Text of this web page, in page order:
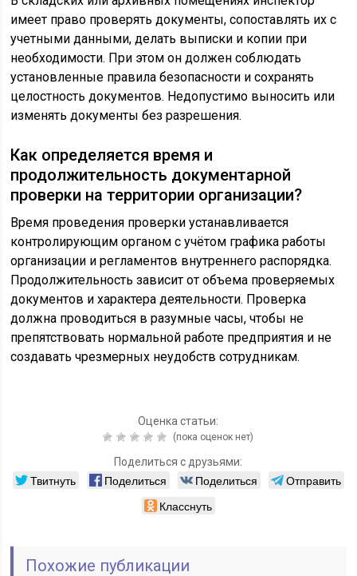
имеет право проверять документы, сопоставлять их с
учетными данными, делать выписки и копии при
необходимости. При этом он должен соблюдать
установленные правила безопасности и сохранять
целостность документов. Недопустимо выносить или
изменять документы без разрешения.
Как определяется время и
продолжительность документарной
проверки на территории организации?
Время проведения проверки устанавливается
контролирующим органом с учётом графика работы
организации и регламентов внутреннего распорядка.
Продолжительность зависит от объема проверяемых
документов и характера деятельности. Проверка
должна проводиться в разумные часы, чтобы не
препятствовать нормальной работе предприятия и не
создавать чрезмерных неудобств сотрудникам.
Оценка статьи:
(пока оценок нет)
Поделиться с друзьями:
Твитнуть Поделиться Поделиться
Отправить
Класснуть
Похожие публикации